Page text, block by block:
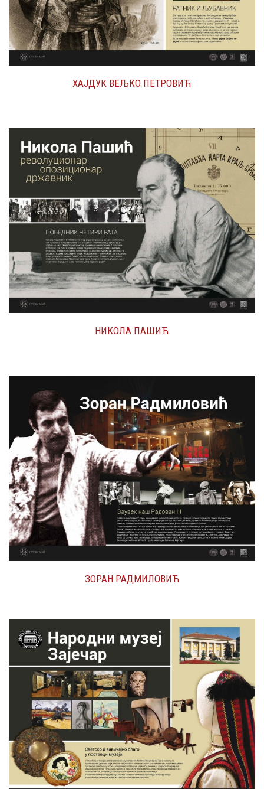
ХАЈДУК ВЕЉКО ПЕТРОВИЋ
НИКОЛА ПАШИЋ
ЗОРАН РАДМИЛОВИЋ